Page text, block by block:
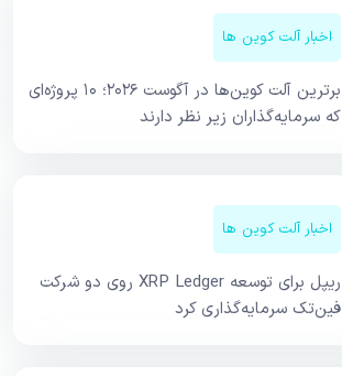
اخبار آلت کوین ها
برترین آلت کوین‌ها در آگوست ۲۰۲۶؛ ۱۰ پروژه‌ای
که سرمایه‌گذاران زیر نظر دارند
اخبار آلت کوین ها
ریپل برای توسعه XRP Ledger روی دو شرکت
فین‌تک سرمایه‌گذاری کرد